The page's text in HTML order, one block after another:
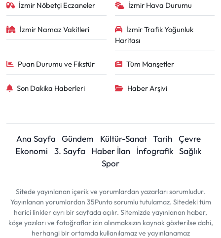
İzmir Nöbetçi Eczaneler İzmir Hava Durumu
İzmir Namaz Vakitleri
İzmir Trafik Yoğunluk
Haritası
Puan Durumu ve Fikstür Tüm Manşetler
Son Dakika Haberleri Haber Arşivi
Ana Sayfa Gündem Kültür-Sanat Tarih
Çevre
Ekonomi
3. Sayfa Haber İlan İnfografik Sağlık
Spor
Sitede yayınlanan içerik ve yorumlardan yazarları sorumludur.
Yayınlanan yorumlardan 35Punto sorumlu tutulamaz. Sitedeki tüm
harici linkler ayrı bir sayfada açılır. Sitemizde yayınlanan haber,
köşe yazıları ve fotoğraflar izin alınmaksızın kaynak gösterilse dahi,
herhangi bir ortamda kullanılamaz ve yayınlanamaz